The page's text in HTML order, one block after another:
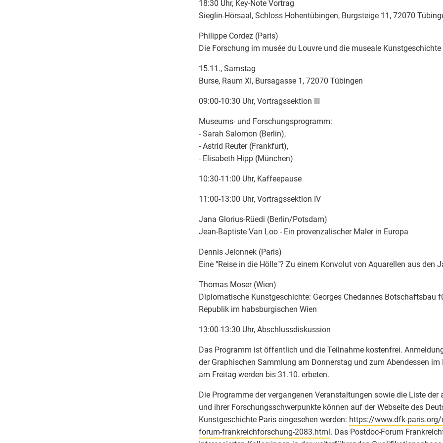
18:30 Uhr, Key-Note Vortrag
Sieglin-Hörsaal, Schloss Hohentübingen, Burgsteige 11, 72070
Philippe Cordez (Paris)
Die Forschung im musée du Louvre und die museale Kunstgeschichte
15.11., Samstag
Burse, Raum XI, Bursagasse 1, 72070 Tübingen
09:00-10:30 Uhr, Vortragssektion III
Museums- und Forschungsprogramm:
- Sarah Salomon (Berlin),
- Astrid Reuter (Frankfurt),
- Elisabeth Hipp (München)
10:30-11:00 Uhr, Kaffeepause
11:00-13:00 Uhr, Vortragssektion IV
Jana Glorius-Rüedi (Berlin/Potsdam)
Jean-Baptiste Van Loo - Ein provenzalischer Maler in Europa
Dennis Jelonnek (Paris)
Eine "Reise in die Hölle"? Zu einem Konvolut von Aquarellen aus den
Thomas Moser (Wien)
Diplomatische Kunstgeschichte: Georges Chedannes Botschaftsbau
Republik im habsburgischen Wien
13:00-13:30 Uhr, Abschlussdiskussion
Das Programm ist öffentlich und die Teilnahme kostenfrei.
der Graphischen Sammlung am Donnerstag und zum Abendessen im
am Freitag werden bis 31.10. erbeten.
Die Programme der vergangenen Veranstaltungen sowie die Liste der
und ihrer Forschungsschwerpunkte können auf der Webseite des
Kunstgeschichte Paris eingesehen werden: https://www.dfk-
forum-frankreichforschung-2083.html. Das Postdoc-Forum